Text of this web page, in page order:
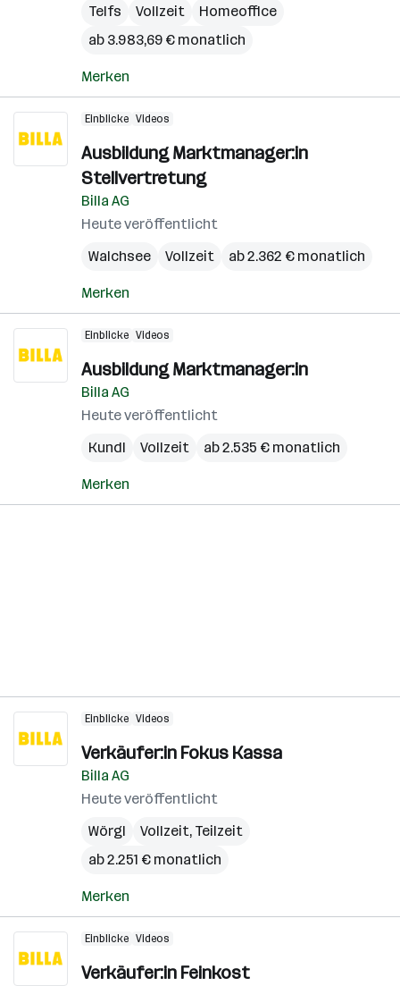
Telfs Vollzeit
Homeoffice
ab 3.983,69 € monatlich
Merken
Einblicke Videos
Ausbildung Marktmanager:in
Stellvertretung
Billa AG
Heute veröffentlicht
Walchsee
Vollzeit ab 2.362 € monatlich
Merken
Einblicke Videos
Ausbildung Marktmanager:in
Billa AG
Heute veröffentlicht
Kundl
Vollzeit ab 2.535 € monatlich
Merken
Einblicke Videos
Verkäufer:in Fokus Kassa
Billa AG
Heute veröffentlicht
Wörgl
Vollzeit, Teilzeit
ab 2.251 € monatlich
Merken
Einblicke Videos
Verkäufer:in Feinkost